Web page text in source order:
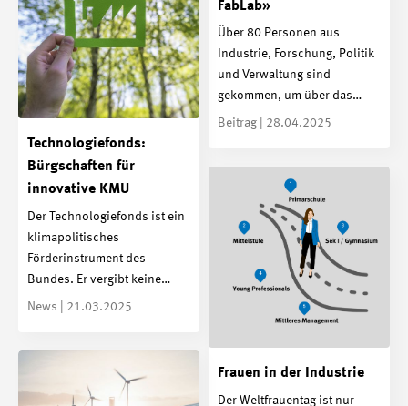
FabLab»
Über 80 Personen aus
Industrie, Forschung, Politik
und Verwaltung sind
gekommen, um über das…
Beitrag | 28.04.2025
Technologiefonds:
Bürgschaften für
innovative KMU
Der Technologiefonds ist ein
klimapolitisches
Förderinstrument des
Bundes. Er vergibt keine…
News | 21.03.2025
Frauen in der Industrie
Der Weltfrauentag ist nur